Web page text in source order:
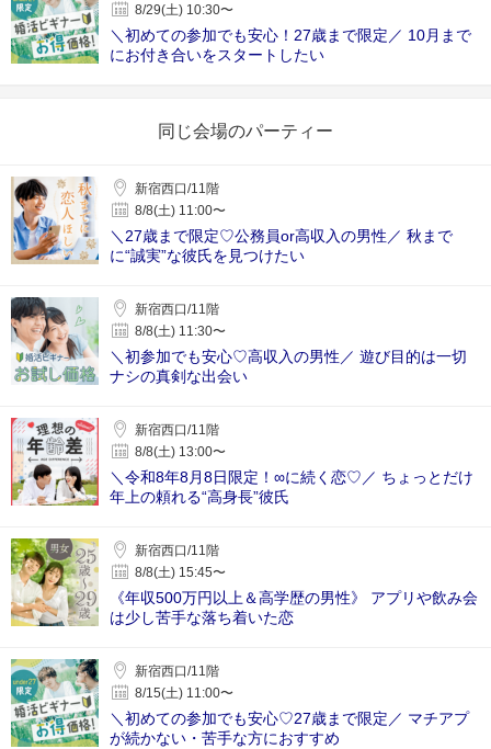
8/29(土) 10:30〜
＼初めての参加でも安心！27歳まで限定／ 10月まで
にお付き合いをスタートしたい
同じ会場のパーティー
新宿西口/11階
8/8(土) 11:00〜
＼27歳まで限定♡公務員or高収入の男性／ 秋まで
に“誠実”な彼氏を見つけたい
新宿西口/11階
8/8(土) 11:30〜
＼初参加でも安心♡高収入の男性／ 遊び目的は一切
ナシの真剣な出会い
新宿西口/11階
8/8(土) 13:00〜
＼令和8年8月8日限定！∞に続く恋♡／ ちょっとだけ
年上の頼れる“高身長”彼氏
新宿西口/11階
8/8(土) 15:45〜
《年収500万円以上＆高学歴の男性》 アプリや飲み会
は少し苦手な落ち着いた恋
新宿西口/11階
8/15(土) 11:00〜
＼初めての参加でも安心♡27歳まで限定／ マチアプ
が続かない・苦手な方におすすめ